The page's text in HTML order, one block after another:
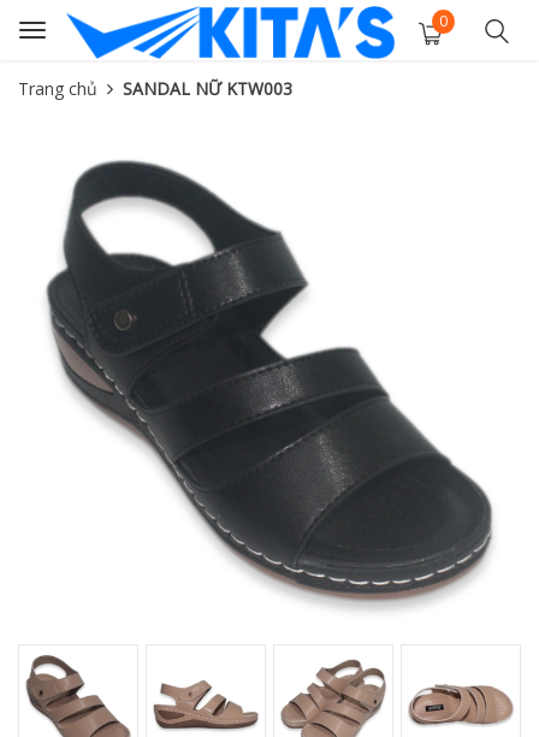
Toggle
navigation
0
Trang chủ SANDAL NỮ KTW003